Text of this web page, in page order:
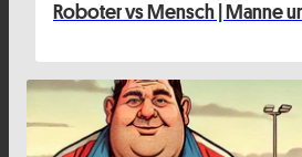
Roboter vs Mensch | Manne